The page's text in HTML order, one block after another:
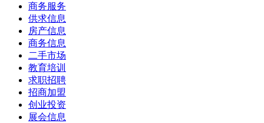
商务服务
供求信息
房产信息
商务信息
二手市场
教育培训
求职招聘
招商加盟
创业投资
展会信息